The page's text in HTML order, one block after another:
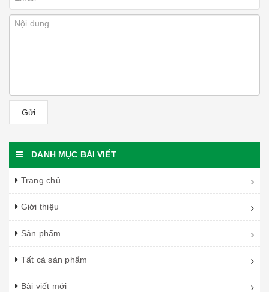
Gửi
DANH MỤC BÀI VIẾT
Trang chủ
Giới thiệu
Sản phẩm
Tất cả sản phẩm
Bài viết mới